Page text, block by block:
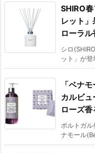
SHIRO
レット
ローラル
シロ
ット」が
「ベナ
カルビュ
ローズ
ポルトガル
ナモール